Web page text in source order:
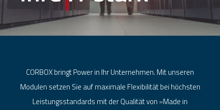
CORBOX bringt Power in Ihr Unternehmen. Mit unseren
Modulen setzen Sie auf maximale Flexibilität bei höchsten
Leistungsstandards mit der Qualität von »Made in